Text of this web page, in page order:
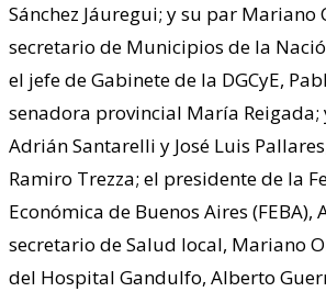
Sánchez Jáuregui; y su par Mariano
secretario de Municipios de la
el jefe de Gabinete de la DGCyE,
senadora provincial María Reigada;
Adrián Santarelli y José Luis
Ramiro Trezza; el presidente de la
Económica de Buenos Aires (FEBA),
secretario de Salud local, Mariano
del Hospital Gandulfo, Alberto